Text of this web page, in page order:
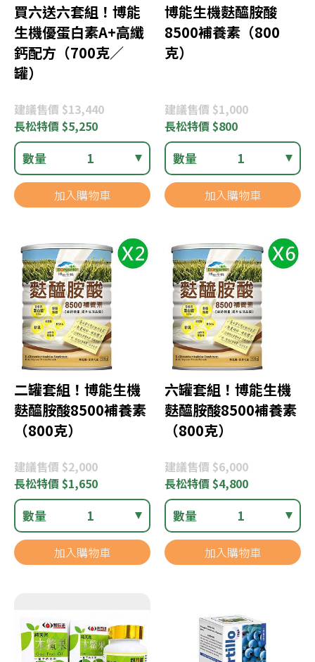
買六送六套組！博能
生機優蛋白素A+高纖
鈣配方（700克／
罐）
建議售價 $13,440
長松特價 $5,250
數量 1
加入購物車
博能生機麩醯胺酸
8500補養素（800
克）
建議售價 $1,000
長松特價 $800
數量 1
加入購物車
二罐套組！博能生機
麩醯胺酸8500補養素
（800克）
建議售價 $2,000
長松特價 $1,650
數量 1
加入購物車
六罐套組！博能生機
麩醯胺酸8500補養素
（800克）
建議售價 $6,000
長松特價 $4,800
數量 1
加入購物車